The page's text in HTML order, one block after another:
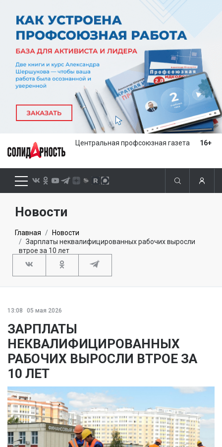
Центральная профсоюзная газета 16+
Новости
Главная
Новости
Зарплаты неквалифицированных рабочих выросли
втрое за 10 лет
13:08 05 мая 2026
ЗАРПЛАТЫ
НЕКВАЛИФИЦИРОВАННЫХ
РАБОЧИХ ВЫРОСЛИ ВТРОЕ ЗА
10 ЛЕТ